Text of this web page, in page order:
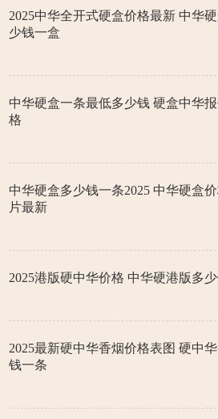
2025中华全开式硬盒价格最新 中华
少钱一盒
中华硬盒一条最低多少钱 硬盒中华
格
中华硬盒多少钱一条2025 中华硬盒
片最新
2025港版硬中华价格 中华硬港版多
2025最新硬中华香烟价格表图 硬中
钱一条